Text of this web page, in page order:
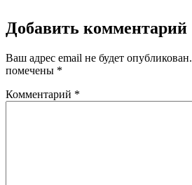
Добавить комментарий
Ваш адрес email не будет опубликован.
помечены *
Комментарий *